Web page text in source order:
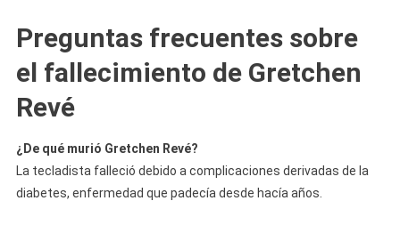
Preguntas frecuentes sobre
el fallecimiento de Gretchen
Revé
¿De qué murió Gretchen Revé?
La tecladista falleció debido a complicaciones derivadas de la
diabetes, enfermedad que padecía desde hacía años.